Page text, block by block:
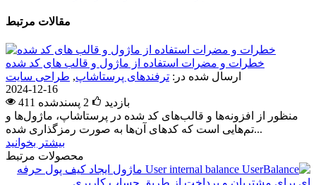
مقالات مرتبط
خطرات و مضرات استفاده از ماژول و قالب های کد شده
ارسال شده در: ترفندهای پرستاشاپ, طراحی سایت
2024-12-16
411 بازدید
2 پسندشده
منظور از افزونه‌ها و قالب‌های کد شده در پرستاشاپ، ماژول‌ها و
تم‌هایی است که کدهای آن‌ها به صورت رمزگذاری شده...
بیشتر بخوانید
محصولات مرتبط